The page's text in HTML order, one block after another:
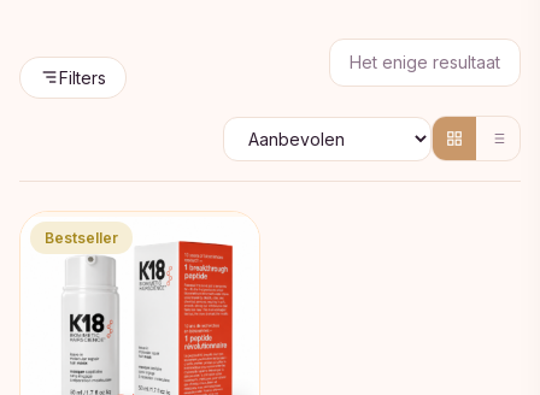
Filters
Het enige resultaat
Bestseller